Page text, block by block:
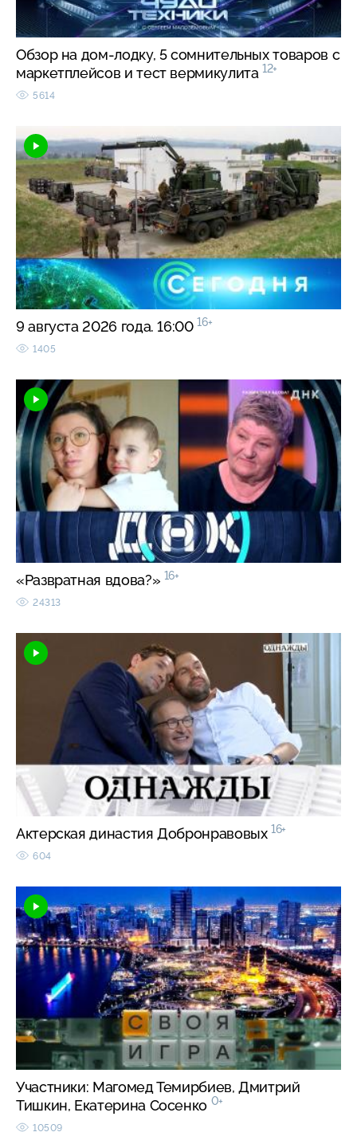
Обзор на дом-лодку, 5 сомнительных товаров с
маркетплейсов и тест вермикулита 12+
5614
9 августа 2026 года. 16:00 16+
1405
«Развратная вдова?» 16+
24313
Актерская династия Добронравовых 16+
604
Участники: Магомед Темирбиев, Дмитрий
Тишкин, Екатерина Сосенко 0+
10509